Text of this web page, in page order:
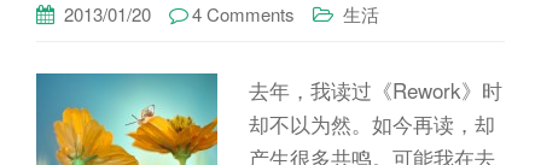
t
2013/01/20 4 Comments 生活
去年，我读过《Rework》时
却不以为然。如今再读，却
产生很多共鸣。可能我在去